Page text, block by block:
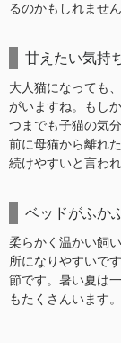
るのかもしれません
甘えたい気持
大人猫になっても
がいますね。もし
つまでも子猫の気
前に母猫から離れ
続けやすいと言われ
ベッドがふか
柔らかく温かい飼
所になりやすいで
節です。暑い夏は
もたくさんいます。